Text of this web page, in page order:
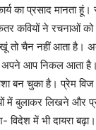
का प्रसाद मानता
ने रचनाओं को
तो चैन नहीं आता है।
आप निकल आता
बन चुका है। प्रेम
में बुलाकर लिखने
विदेश में भी दायरा